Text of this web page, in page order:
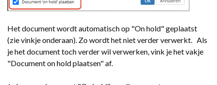
Het document wordt automatisch op "On hold" geplaatst
(zie vinkje onderaan). Zo wordt het niet verder verwerkt. Als
je het document toch verder wil verwerken, vink je het vakje
"Document on hold plaatsen" af.